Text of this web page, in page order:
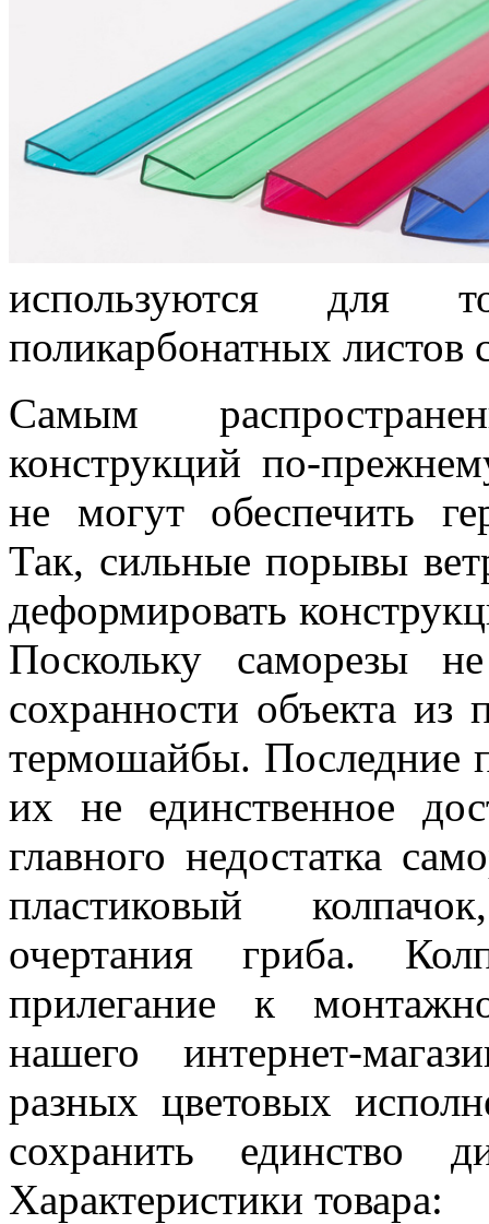
используются для
поликарбонатных
Самым
конструкций по-
не могут обеспечить
Так, сильные порывы
деформировать
Поскольку саморезы
сохранности объекта из
термошайбы. Последние
их не единственное
главного недостатка
пластиковый
очертания гриба.
прилегание к
нашего интернет-
разных цветовых
сохранить единство
Характеристики товара: